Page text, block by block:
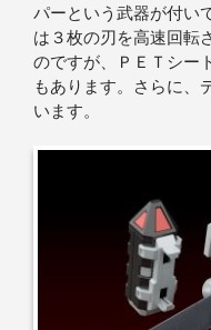
パーという武器が付い
は３枚の刃を高速回転
のですが、ＰＥＴシー
もあります。さらに、
います。